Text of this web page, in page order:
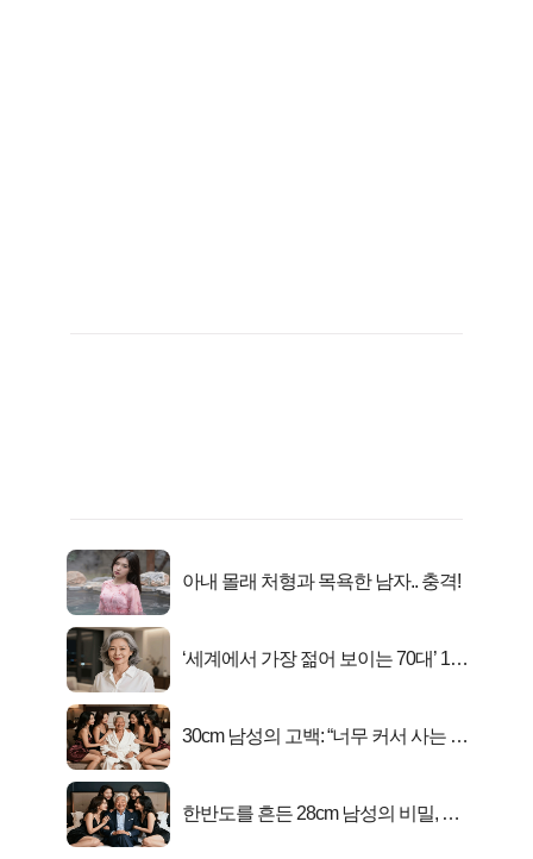
아내 몰래 처형과 목욕한 남자.. 충격!
‘세계에서 가장 젊어 보이는 70대’ 1위
30cm 남성의 고백: “너무 커서 사는 게
한반도를 흔든 28cm 남성의 비밀, 매